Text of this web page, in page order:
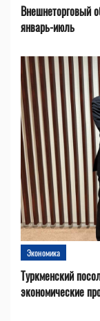
Внешнеторговый
январь-июль
Экономика
Туркменский
экономические